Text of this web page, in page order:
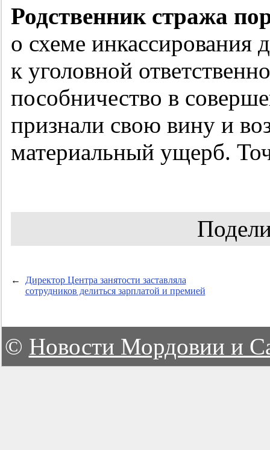
Родственник стража
о схеме инкассирования
к уголовной
пособничество в
признали свою вину и
материальный ущерб.
←
Директор Центра занятости заставляла
сотрудников делиться зарплатой и премией
© Новости Мордовии и